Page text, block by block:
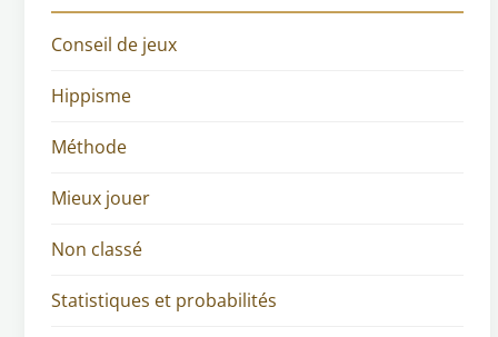
Conseil de jeux
Hippisme
Méthode
Mieux jouer
Non classé
Statistiques et probabilités